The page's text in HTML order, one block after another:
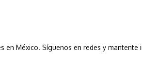
en México. Síguenos en redes y mantente